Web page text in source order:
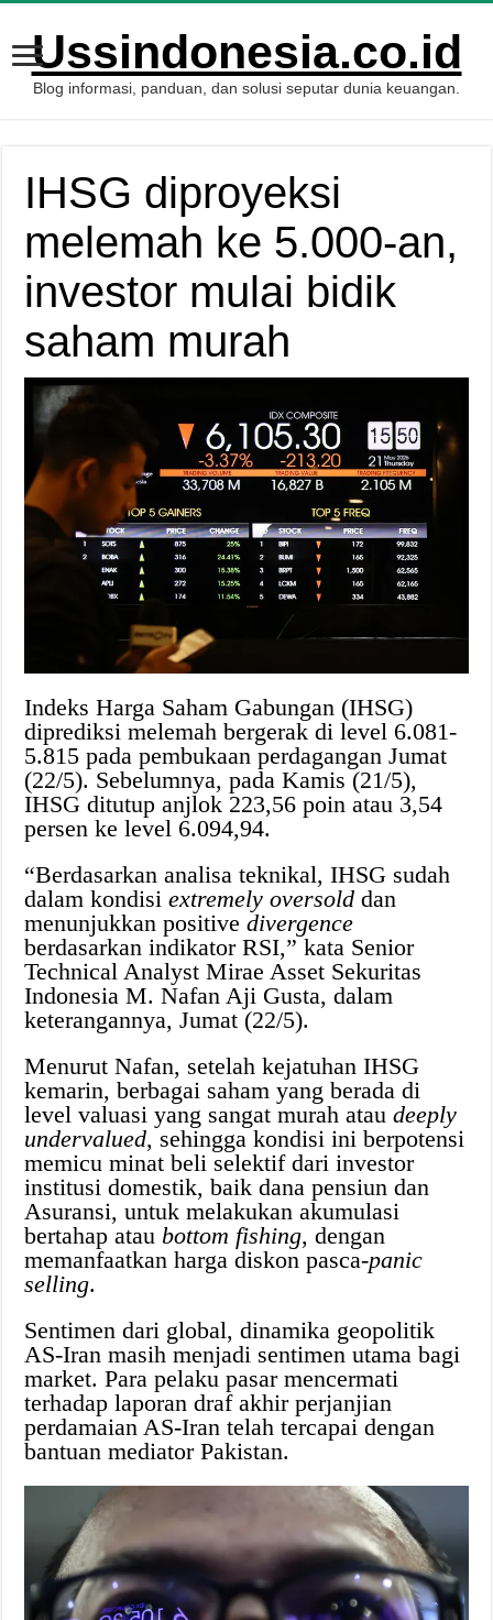
Ussindonesia.co.id
Blog informasi, panduan, dan solusi seputar dunia keuangan.
IHSG diproyeksi
melemah ke 5.000-an,
investor mulai bidik
saham murah
Indeks Harga Saham Gabungan (IHSG)
diprediksi melemah bergerak di level 6.081-
5.815 pada pembukaan perdagangan Jumat
(22/5). Sebelumnya, pada Kamis (21/5),
IHSG ditutup anjlok 223,56 poin atau 3,54
persen ke level 6.094,94.
“Berdasarkan analisa teknikal, IHSG sudah
dalam kondisiextremely oversold dan
menunjukkan positivedivergence
berdasarkan indikator RSI,” kata Senior
Technical Analyst Mirae Asset Sekuritas
Indonesia M. Nafan Aji Gusta, dalam
keterangannya, Jumat (22/5).
Menurut Nafan, setelah kejatuhan IHSG
kemarin, berbagai saham yang berada di
level valuasi yang sangat murah ataudeeply
undervalued, sehingga kondisi ini berpotensi
memicu minat beli selektif dari investor
institusi domestik, baik dana pensiun dan
Asuransi, untuk melakukan akumulasi
bertahap atau bottom fishing, dengan
memanfaatkan harga diskon pasca-panic
selling.
Sentimen dari global, dinamika geopolitik
AS-Iran masih menjadi sentimen utama bagi
market. Para pelaku pasar mencermati
terhadap laporan draf akhir perjanjian
perdamaian AS-Iran telah tercapai dengan
bantuan mediator Pakistan.